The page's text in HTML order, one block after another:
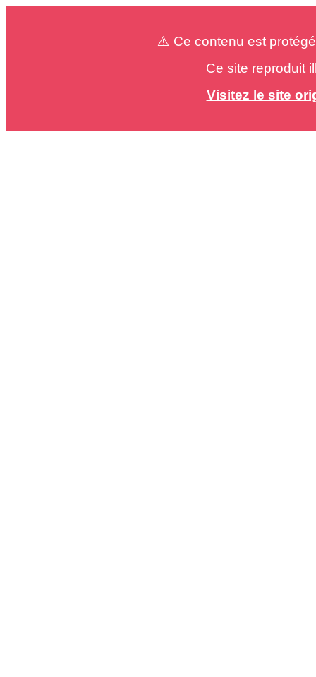
⚠️ Ce contenu est
Ce site reproduit
Visitez le site